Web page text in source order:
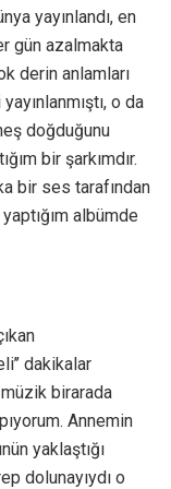
yayınlandı, en
gün azalmakta
derin anlamları
o da
doğduğunu
bir şarkımdır.
bir ses tarafından
yaptığım albümde
dakikalar
birarada
Annemin
yaklaştığı
dolunayıydı o